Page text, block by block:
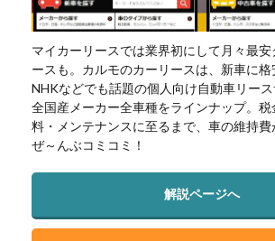
マイカーリースでは業界初にして月々最安
ースも。カルモのカーリースは、新車に格
NHKなどでも話題の個人向け自動車リース
全国産メーカー全車種をラインナップ。
料・メンテナンスに至るまで、車の維持費
ぜ～んぶコミコミ！
解説ページへ